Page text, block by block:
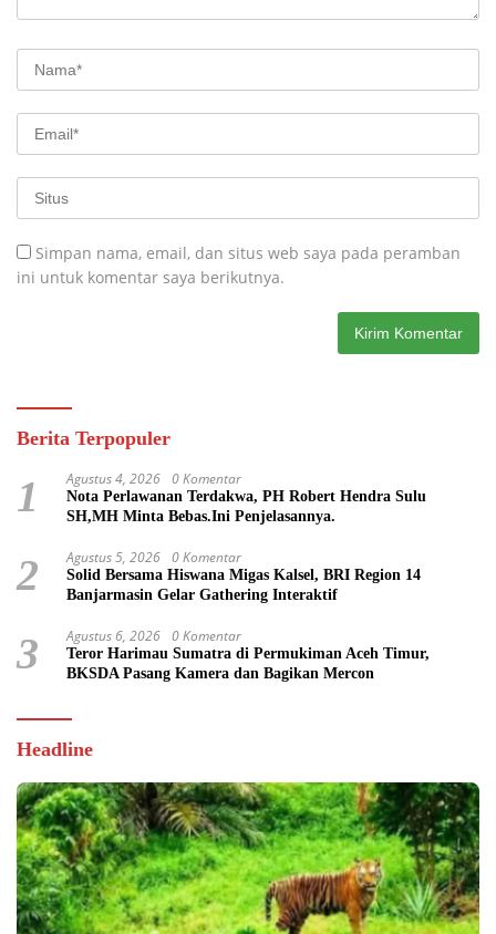
Simpan nama, email, dan situs web saya pada peramban
ini untuk komentar saya berikutnya.
Berita Terpopuler
1 Agustus 4, 2026 0 Komentar
Nota Perlawanan Terdakwa, PH Robert Hendra Sulu
SH,MH Minta Bebas.Ini Penjelasannya.
2 Agustus 5, 2026 0 Komentar
Solid Bersama Hiswana Migas Kalsel, BRI Region 14
Banjarmasin Gelar Gathering Interaktif
3 Agustus 6, 2026 0 Komentar
Teror Harimau Sumatra di Permukiman Aceh Timur,
BKSDA Pasang Kamera dan Bagikan Mercon
Headline